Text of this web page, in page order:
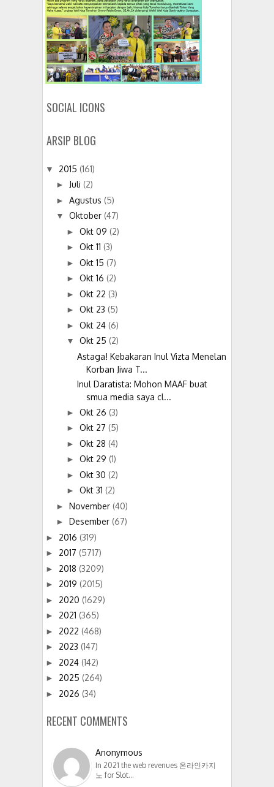
SOCIAL ICONS
ARSIP BLOG
▼ 2015 (161)
► Juli (2)
► Agustus (5)
▼ Oktober (47)
► Okt 09 (2)
► Okt 11 (3)
► Okt 15 (7)
► Okt 16 (2)
► Okt 22 (3)
► Okt 23 (5)
► Okt 24 (6)
▼ Okt 25 (2)
Astaga! Kebakaran Inul Vizta Menelan
Korban Jiwa T...
Inul Daratista: Mohon MAAF buat
smua media saya cl...
► Okt 26 (3)
► Okt 27 (5)
► Okt 28 (4)
► Okt 29 (1)
► Okt 30 (2)
► Okt 31 (2)
► November (40)
► Desember (67)
► 2016 (319)
► 2017 (5717)
► 2018 (3209)
► 2019 (2015)
► 2020 (1629)
► 2021 (365)
► 2022 (468)
► 2023 (147)
► 2024 (142)
► 2025 (264)
► 2026 (34)
RECENT COMMENTS
Anonymous
In 2021 the web revenues 온라인카지
노 for Slot…